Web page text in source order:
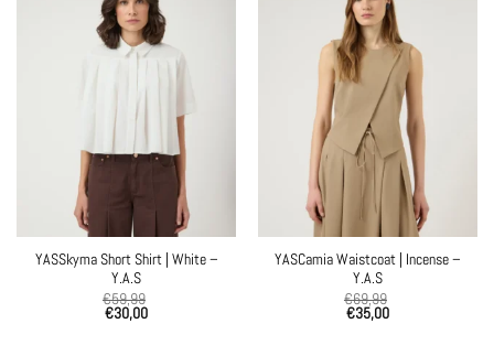
YASSkyma Short Shirt | White –
Y.A.S
€59,99
€30,00
YASCamia Waistcoat | Incense –
Y.A.S
€69,99
€35,00